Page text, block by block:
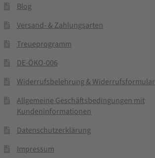
Blog
Versand- & Zahlungsarten
Treueprogramm
DE-ÖKO-006
Widerrufsbelehrung & Widerrufsformular
Allgemeine Geschäftsbedingungen mit
Kundeninformationen
Datenschutzerklärung
Impressum